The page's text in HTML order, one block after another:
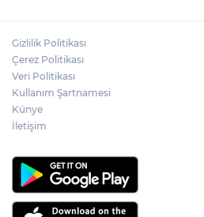
Gizlilik Politikası
Çerez Politikası
Veri Politikası
Kullanım Şartnamesi
Künye
İletişim